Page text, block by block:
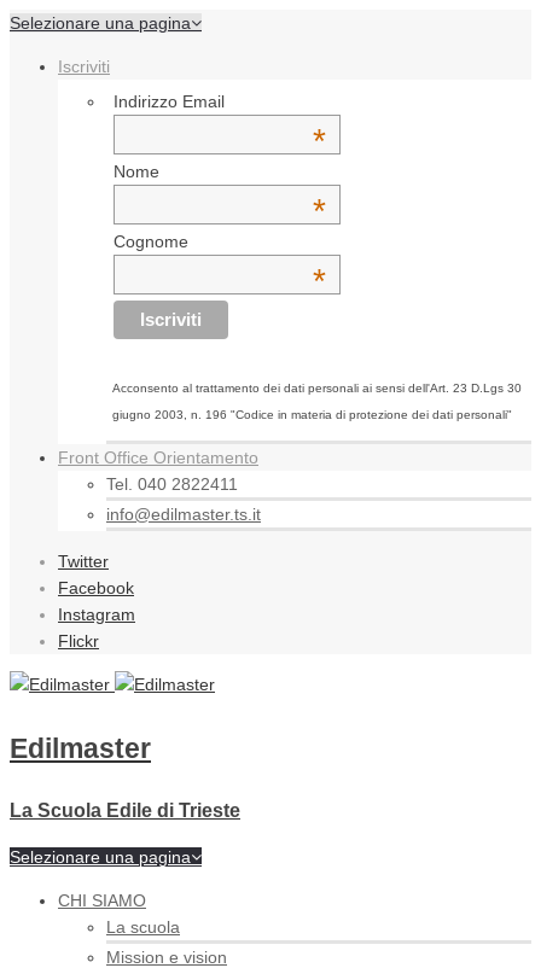
Selezionare una pagina
Iscriviti
Indirizzo Email
*
Nome
*
Cognome
*
Acconsento al trattamento dei dati personali ai sensi dell'Art. 23 D.Lgs 30
giugno 2003, n. 196 "Codice in materia di protezione dei dati personali"
Front Office Orientamento
Tel. 040 2822411
info@edilmaster.ts.it
Twitter
Facebook
Instagram
Flickr
Edilmaster
La Scuola Edile di Trieste
Selezionare una pagina
CHI SIAMO
La scuola
Mission e vision